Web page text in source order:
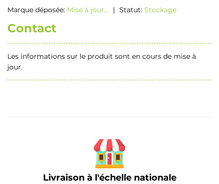
Marque déposée: Mise à jour... | Statut: Stockage
Contact
Les informations sur le produit sont en cours de mise à
jour.
Livraison à l'échelle nationale